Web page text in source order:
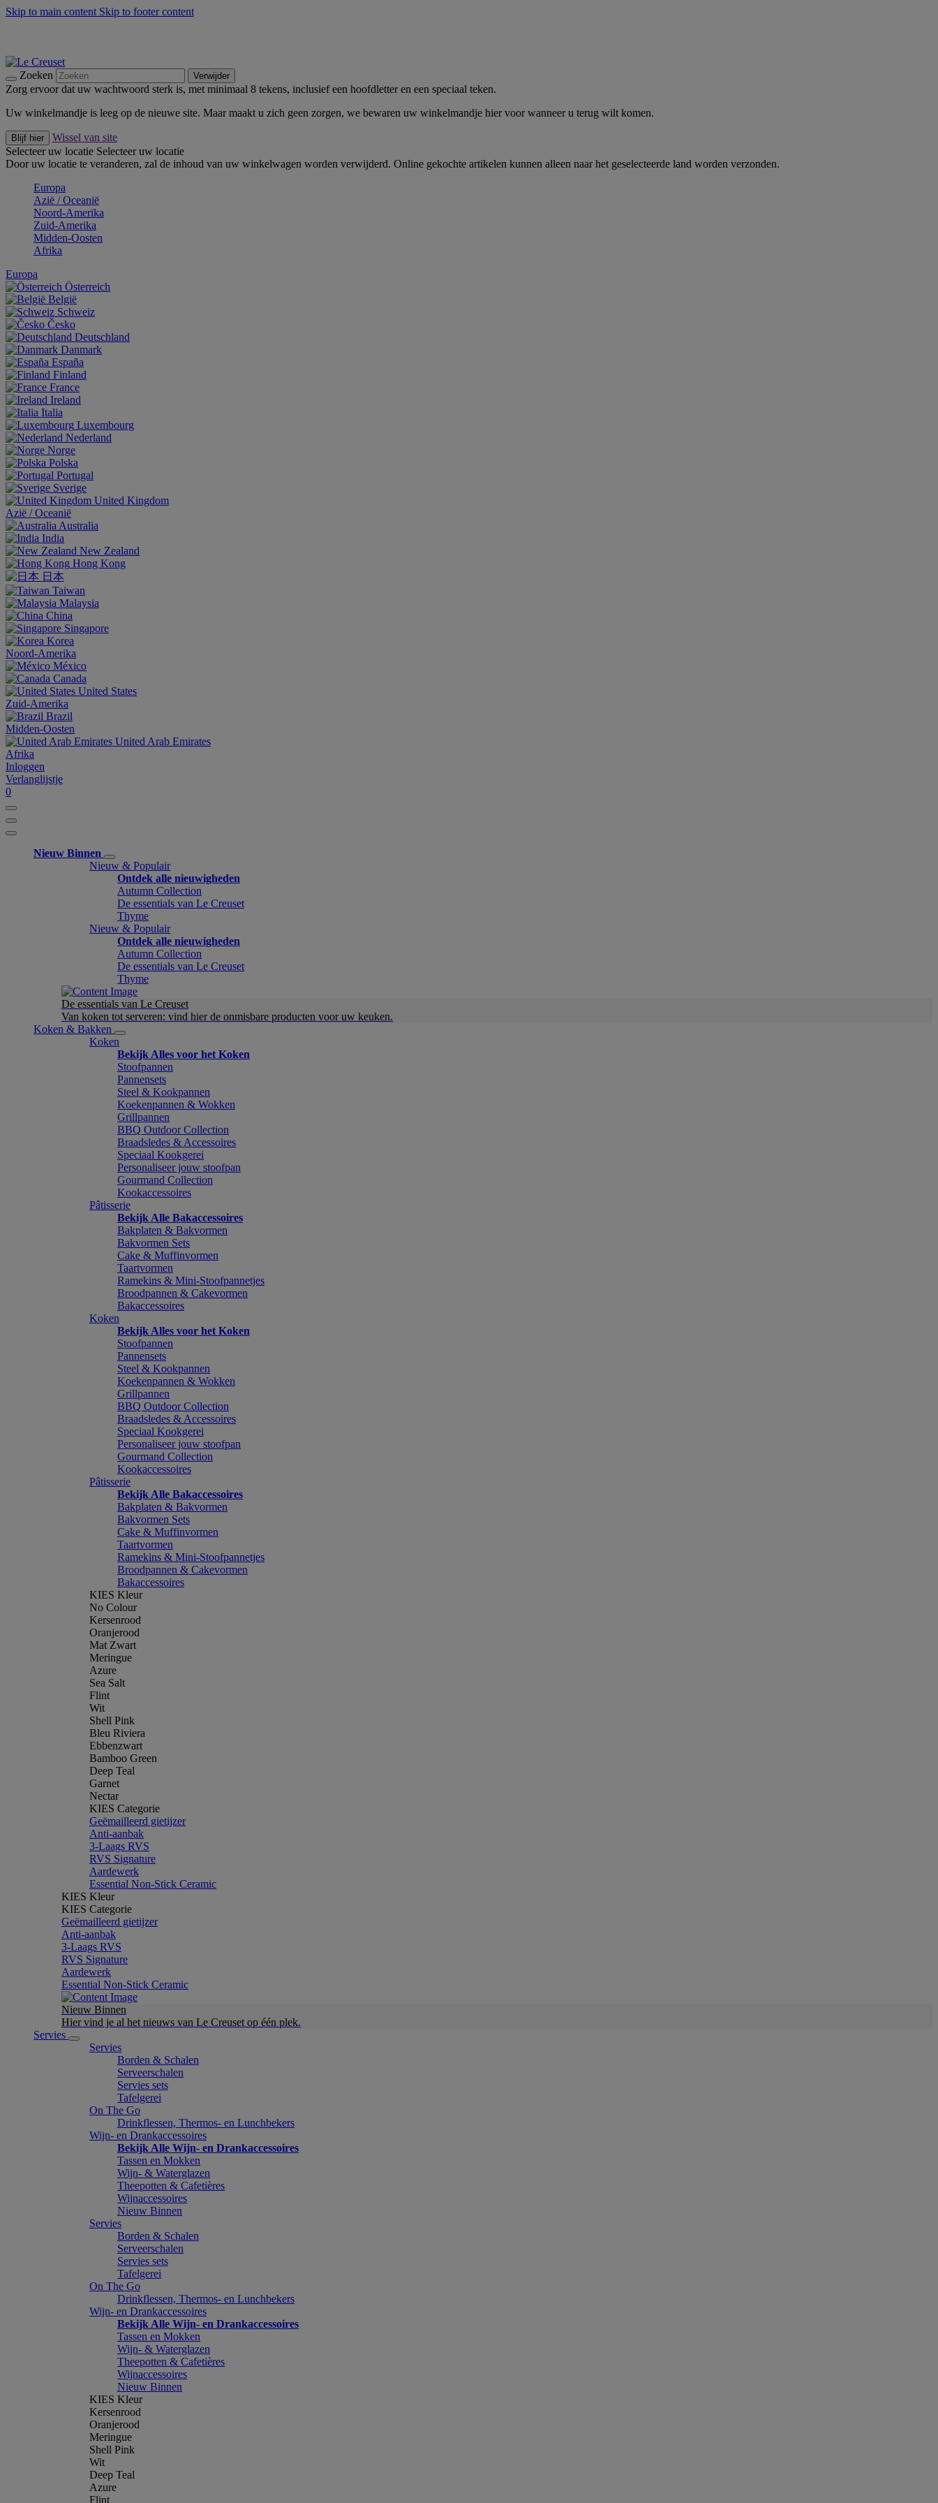
Skip to main content Skip to footer content
Zoeken Verwijder
Zorg ervoor dat uw wachtwoord sterk is, met minimaal 8 tekens, inclusief een hoofdletter en een speciaal teken.
Uw winkelmandje is leeg op de nieuwe site. Maar maakt u zich geen zorgen, we bewaren uw winkelmandje hier voor wanneer u terug wilt komen.
Blijf hier
Wissel van site
Selecteer uw locatie Selecteer uw locatie
Door uw locatie te veranderen, zal de inhoud van uw winkelwagen worden verwijderd. Online gekochte artikelen kunnen alleen naar het geselecteerde land worden verzonden.
Europa
Aziё / Oceaniё
Noord-Amerika
Zuid-Amerika
Midden-Oosten
Afrika
Europa
Österreich
België
Schweiz
Česko
Deutschland
Danmark
España
Finland
France
Ireland
Italia
Luxembourg
Nederland
Norge
Polska
Portugal
Sverige
United Kingdom
Aziё / Oceaniё
Australia
India
New Zealand
Hong Kong
日本
Taiwan
Malaysia
China
Singapore
Korea
Noord-Amerika
México
Canada
United States
Zuid-Amerika
Brazil
Midden-Oosten
United Arab Emirates
Afrika
Inloggen
Verlanglijstje
0
Nieuw Binnen
Nieuw & Populair
Ontdek alle nieuwigheden
Autumn Collection
De essentials van Le Creuset
Thyme
Nieuw & Populair
Ontdek alle nieuwigheden
Autumn Collection
De essentials van Le Creuset
Thyme
De essentials van Le Creuset
Van koken tot serveren: vind hier de onmisbare producten voor uw keuken.
Koken & Bakken
Koken
Bekijk Alles voor het Koken
Stoofpannen
Pannensets
Steel & Kookpannen
Koekenpannen & Wokken
Grillpannen
BBQ Outdoor Collection
Braadsledes & Accessoires
Speciaal Kookgerei
Personaliseer jouw stoofpan
Gourmand Collection
Kookaccessoires
Pâtisserie
Bekijk Alle Bakaccessoires
Bakplaten & Bakvormen
Bakvormen Sets
Cake & Muffinvormen
Taartvormen
Ramekins & Mini-Stoofpannetjes
Broodpannen & Cakevormen
Bakaccessoires
Koken
Bekijk Alles voor het Koken
Stoofpannen
Pannensets
Steel & Kookpannen
Koekenpannen & Wokken
Grillpannen
BBQ Outdoor Collection
Braadsledes & Accessoires
Speciaal Kookgerei
Personaliseer jouw stoofpan
Gourmand Collection
Kookaccessoires
Pâtisserie
Bekijk Alle Bakaccessoires
Bakplaten & Bakvormen
Bakvormen Sets
Cake & Muffinvormen
Taartvormen
Ramekins & Mini-Stoofpannetjes
Broodpannen & Cakevormen
Bakaccessoires
KIES Kleur
No Colour
Kersenrood
Oranjerood
Mat Zwart
Meringue
Azure
Sea Salt
Flint
Wit
Shell Pink
Bleu Riviera
Ebbenzwart
Bamboo Green
Deep Teal
Garnet
Nectar
KIES Categorie
Geëmailleerd gietijzer
Anti-aanbak
3-Laags RVS
RVS Signature
Aardewerk
Essential Non-Stick Ceramic
KIES Kleur
KIES Categorie
Geëmailleerd gietijzer
Anti-aanbak
3-Laags RVS
RVS Signature
Aardewerk
Essential Non-Stick Ceramic
Nieuw Binnen
Hier vind je al het nieuws van Le Creuset op één plek.
Servies
Servies
Borden & Schalen
Serveerschalen
Servies sets
Tafelgerei
On The Go
Drinkflessen, Thermos- en Lunchbekers
Wijn- en Drankaccessoires
Bekijk Alle Wijn- en Drankaccessoires
Tassen en Mokken
Wijn- & Waterglazen
Theepotten & Cafetières
Wijnaccessoires
Nieuw Binnen
Servies
Borden & Schalen
Serveerschalen
Servies sets
Tafelgerei
On The Go
Drinkflessen, Thermos- en Lunchbekers
Wijn- en Drankaccessoires
Bekijk Alle Wijn- en Drankaccessoires
Tassen en Mokken
Wijn- & Waterglazen
Theepotten & Cafetières
Wijnaccessoires
Nieuw Binnen
KIES Kleur
Kersenrood
Oranjerood
Meringue
Shell Pink
Wit
Deep Teal
Azure
Flint